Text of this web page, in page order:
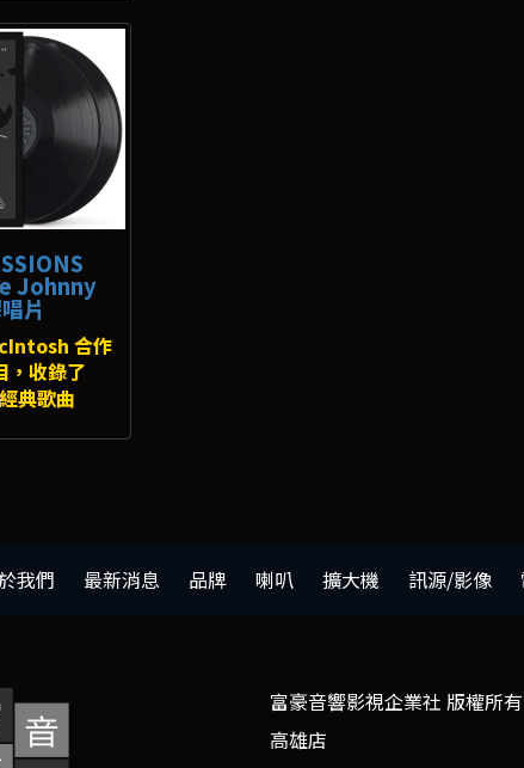
Johnny
片
合作
，收錄了
典歌曲
我們 最新消息 品牌 喇叭 擴大機 訊源/影像
富豪音響影視企業社 版權所有
高雄店